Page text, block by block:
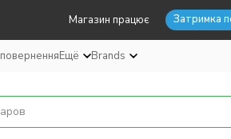
Магазин працює Затримка
Ещё Brands